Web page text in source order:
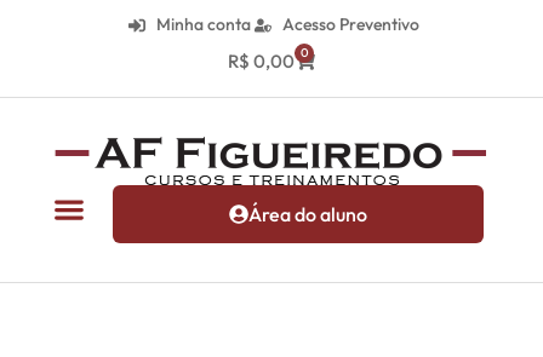
Minha conta Acesso Preventivo
R$ 0,00 0
Área do aluno